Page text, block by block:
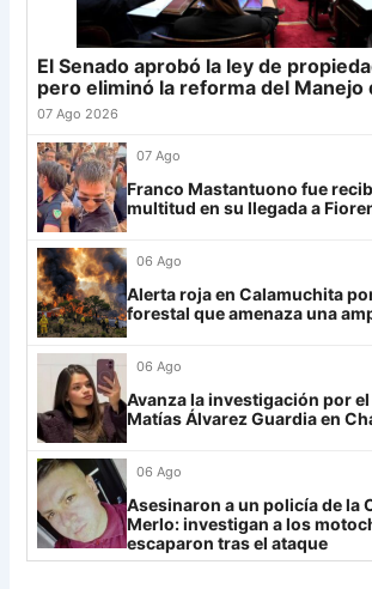
Grupo G
Mirassol
Lanús
Always Ready
Grupo H
IDV
Rosario Central
UCV FC
Libertad
Atl. Tucumán 19
Newell's 19 -
26 Central Córdoba 19
27 Platense
28 Riestra
29 Aldosivi
30 Estudiantes RC 19 -
El Senado aprobó la ley de
pero eliminó la reforma del Manejo
07 Ago 2026
07 Ago
Franco Mastantuono fue
multitud en su llegada a
06 Ago
Alerta roja en Calamuchita
forestal que amenaza una
06 Ago
Avanza la investigación por
Matías Álvarez Guardia en
06 Ago
Asesinaron a un policía de la
Merlo: investigan a los
escaparon tras el ataque